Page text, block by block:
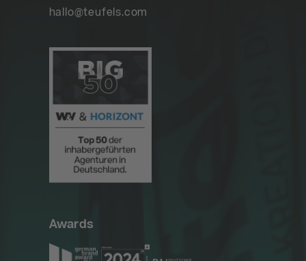
hallo@teufels.com
Awards